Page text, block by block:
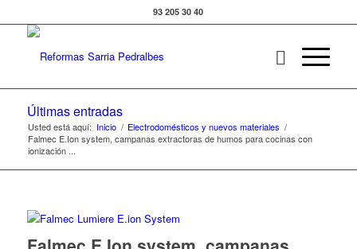
93 205 30 40
Últimas entradas
Usted está aquí: Inicio / Electrodomésticos y nuevos materiales /
Falmec E.Ion system, campanas extractoras de humos para cocinas con
ionización ...